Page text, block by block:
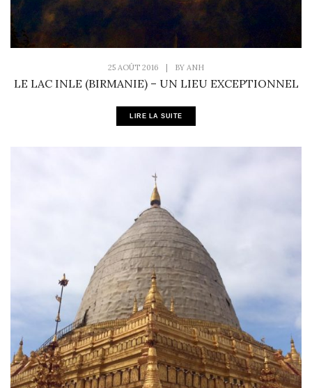
25 AOÛT 2016 BY ANH
LE LAC INLE (BIRMANIE) – UN LIEU EXCEPTIONNEL
LIRE LA SUITE